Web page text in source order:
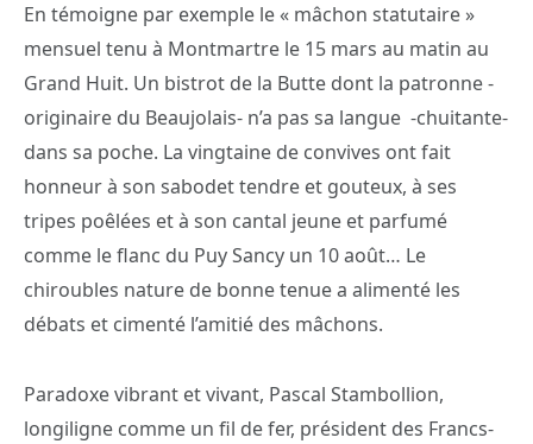
En témoigne par exemple le « mâchon statutaire »
mensuel tenu à Montmartre le 15 mars au matin au
Grand Huit. Un bistrot de la Butte dont la patronne -
originaire du Beaujolais- n’a pas sa langue -chuitante-
dans sa poche. La vingtaine de convives ont fait
honneur à son sabodet tendre et gouteux, à ses
tripes poêlées et à son cantal jeune et parfumé
comme le flanc du Puy Sancy un 10 août… Le
chiroubles nature de bonne tenue a alimenté les
débats et cimenté l’amitié des mâchons.
Paradoxe vibrant et vivant, Pascal Stambollion,
longiligne comme un fil de fer, président des Francs-